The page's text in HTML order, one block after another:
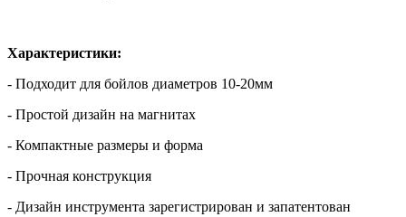
Характеристики:
- Подходит для бойлов диаметров 10-20мм
- Простой дизайн на магнитах
- Компактные размеры и форма
- Прочная конструкция
- Дизайн инструмента зарегистрирован и запатентован